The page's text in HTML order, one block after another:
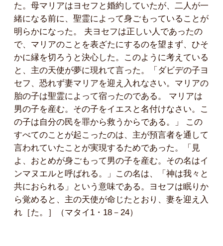
た。母マリアはヨセフと婚約していたが、二人が一
緒になる前に、聖霊によって身ごもっていることが
明らかになった。 夫ヨセフは正しい人であったの
で、マリアのことを表ざたにするのを望まず、ひそ
かに縁を切ろうと決心した。このように考えている
と、主の天使が夢に現れて言った。「ダビデの子ヨ
セフ、恐れず妻マリアを迎え入れなさい。マリアの
胎の子は聖霊によって宿ったのである。 マリアは
男の子を産む。その子をイエスと名付けなさい。こ
の子は自分の民を罪から救うからである。」 この
すべてのことが起こったのは、主が預言者を通して
言われていたことが実現するためであった。「見
よ、おとめが身ごもって男の子を産む。その名はイ
ンマヌエルと呼ばれる。」この名は、「神は我々と
共におられる」という意味である。ヨセフは眠りか
ら覚めると、主の天使が命じたとおり、妻を迎え入
れ［た。］（マタイ1・18－24）